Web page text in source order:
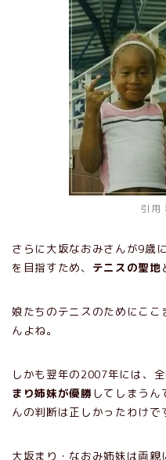
引用：
さらに大坂なおみさんが9歳
を目指すため、 テニスの聖地
娘たちのテニスのためにここ
んよね。
しかも翌年の2007年には、
まり姉妹が優勝してしまうん
んの判断は正しかったわけで
大坂まり・なおみ姉妹は両親